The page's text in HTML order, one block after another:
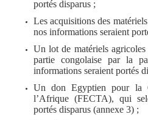
portés disparus ;
Les acquisitions des
nos informations seraient
Un lot de matériels
partie congolaise par la
informations seraient portés
Un don Egyptien pour la
l’Afrique (FECTA), qui
portés disparus (annexe 3) ;